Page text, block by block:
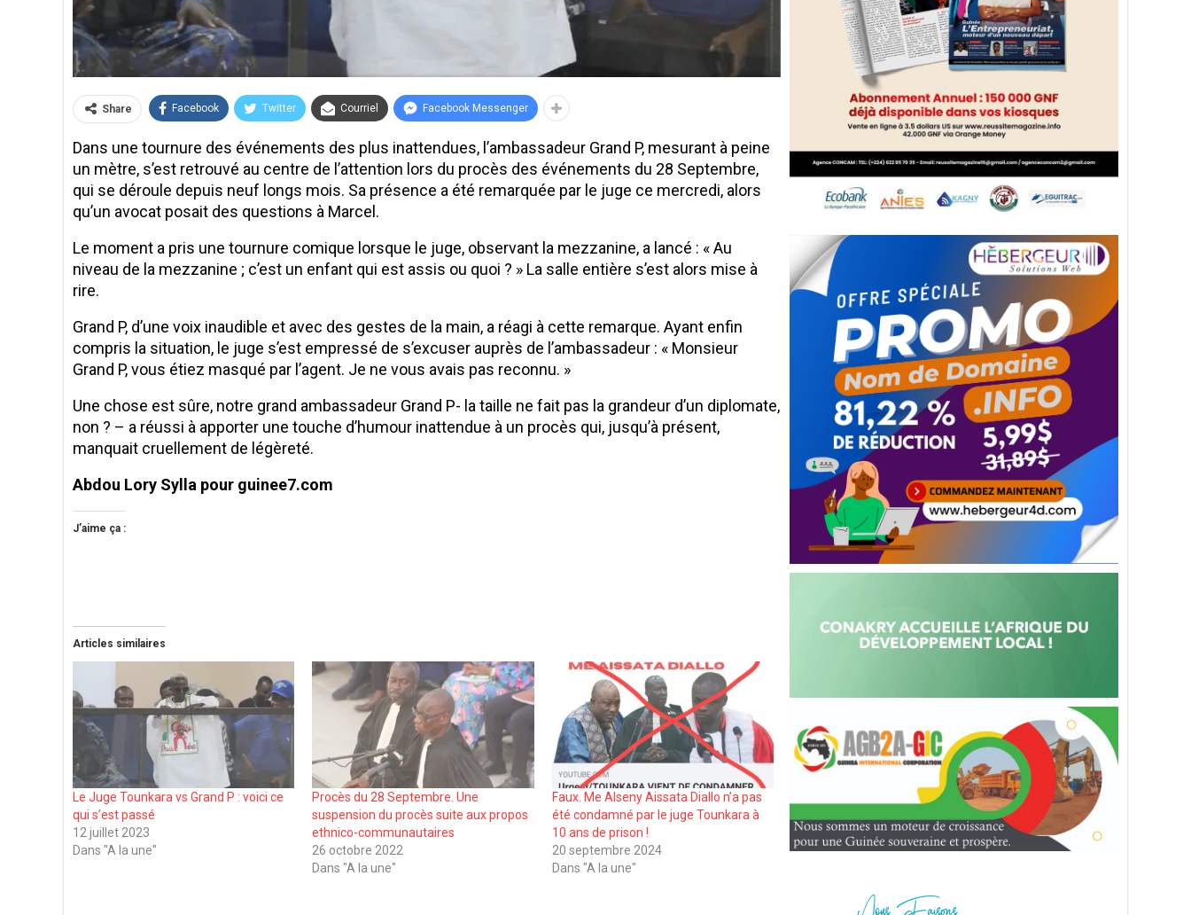
Share Facebook Twitter Courriel Facebook Messenger
Dans une tournure des événements des plus inattendues, l’ambassadeur Grand P, mesurant à peine
un mètre, s’est retrouvé au centre de l’attention lors du procès des événements du 28 Septembre,
qui se déroule depuis neuf longs mois. Sa présence a été remarquée par le juge ce mercredi, alors
qu’un avocat posait des questions à Marcel.
Le moment a pris une tournure comique lorsque le juge, observant la mezzanine, a lancé : « Au
niveau de la mezzanine ; c’est un enfant qui est assis ou quoi ? » La salle entière s’est alors mise à
rire.
Grand P, d’une voix inaudible et avec des gestes de la main, a réagi à cette remarque. Ayant enfin
compris la situation, le juge s’est empressé de s’excuser auprès de l’ambassadeur : « Monsieur
Grand P, vous étiez masqué par l’agent. Je ne vous avais pas reconnu. »
Une chose est sûre, notre grand ambassadeur Grand P- la taille ne fait pas la grandeur d’un diplomate,
non ? – a réussi à apporter une touche d’humour inattendue à un procès qui, jusqu’à présent,
manquait cruellement de légèreté.
Abdou Lory Sylla pour guinee7.com
J’aime ça :
Articles similaires
Le Juge Tounkara vs Grand P : voici ce
qui s’est passé
12 juillet 2023
Dans "A la une"
Procès du 28 Septembre. Une
suspension du procès suite aux propos
ethnico-communautaires
26 octobre 2022
Dans "A la une"
Faux. Me Alseny Aissata Diallo n’a pas
été condamné par le juge Tounkara à
10 ans de prison !
20 septembre 2024
Dans "A la une"